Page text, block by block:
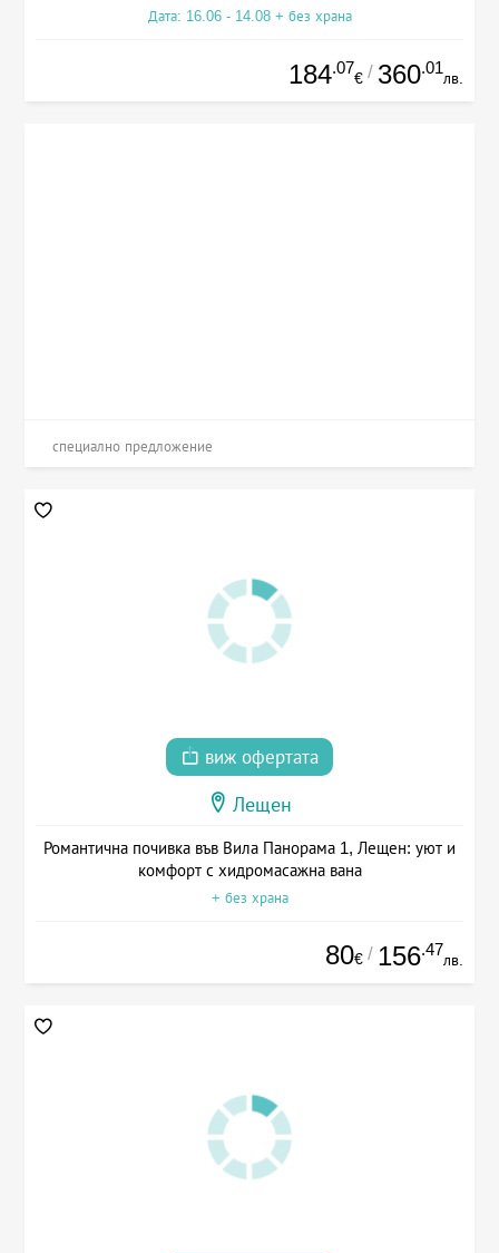
Дата: 16.06 - 14.08 + без храна
184.07
€ / 360.01
лв.
специално предложение
виж офертата
Лещен
Романтична почивка във Вила Панорама 1, Лещен: уют и
комфорт с хидромасажна вана
+ без храна
80€ / 156.47
лв.